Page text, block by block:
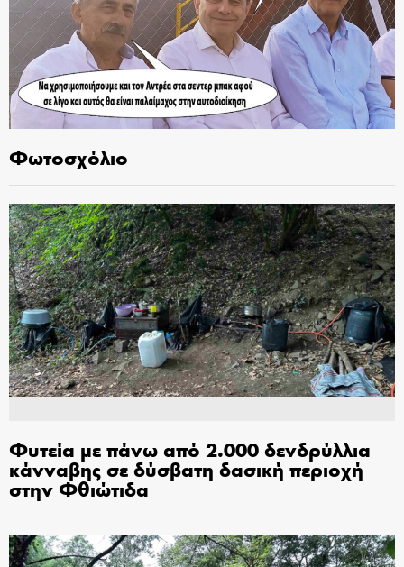
Φωτοσχόλιο
Φυτεία με πάνω από 2.000 δενδρύλλια
κάνναβης σε δύσβατη δασική περιοχή
στην Φθιώτιδα